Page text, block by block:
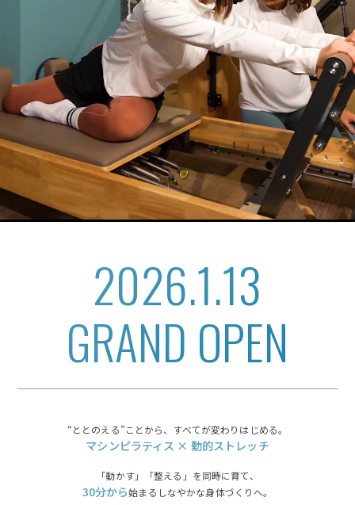
2026.1.13
GRAND OPEN
“ととのえる”ことから、すべてが変わりはじめる。
マシンピラティス × 動的ストレッチ
「動かす」「整える」を同時に育て、
30分から始まるしなやかな身体づくりへ。